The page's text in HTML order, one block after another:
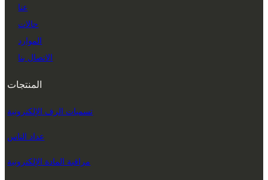
عنا
حالات
الموارد
الاتصال بنا
المنتجات
تسميات الرف الإلكترونية
عداد الناس
مراقبة المادة الإلكترونية